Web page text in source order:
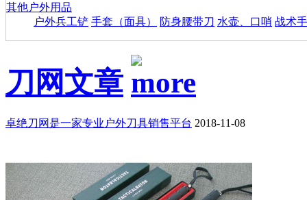
其他户外用品
户外兵工铲 手套（面具） 防身腰带刀 水壶、口哨 战术
刀网文章
卓绝刀网是一家专业户外刀具销售平台 2018-11-08